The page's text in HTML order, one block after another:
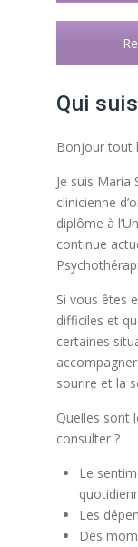
Qui
Bonjour tout
Je suis Maria
clinicienne
diplôme à
continue
Si vous êtes
difficiles et
certaines
sourire et la
Quelles sont
consulter ?
Le
Les
Des